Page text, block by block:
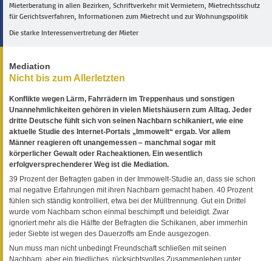
Mieterberatung in allen Bezirken, Schriftverkehr mit Vermietern, Mietrechtsschutz
für Gerichtsverfahren, Informationen zum Mietrecht und zur Wohnungspolitik
Die starke Interessenvertretung der Mieter
Mediation
Nicht bis zum Allerletzten
Konflikte wegen Lärm, Fahrrädern im Treppenhaus und sonstigen
Unannehmlichkeiten gehören in vielen Mietshäusern zum Alltag. Jeder
dritte Deutsche fühlt sich von seinen Nachbarn schikaniert, wie eine
aktuelle Studie des Internet-Portals „Immowelt“ ergab. Vor allem
Männer reagieren oft unangemessen – manchmal sogar mit
körperlicher Gewalt oder Racheaktionen. Ein wesentlich
erfolgversprechenderer Weg ist die Mediation.
39 Prozent der Befragten gaben in der Immowelt-Studie an, dass sie schon
mal negative Erfahrungen mit ihren Nachbarn gemacht haben. 40 Prozent
fühlen sich ständig kontrolliert, etwa bei der Mülltrennung. Gut ein Drittel
wurde vom Nachbarn schon einmal beschimpft und beleidigt. Zwar
ignoriert mehr als die Hälfte der Befragten die Schikanen, aber immerhin
jeder Siebte ist wegen des Dauerzoffs am Ende ausgezogen.
Nun muss man nicht unbedingt Freundschaft schließen mit seinen
Nachbarn, aber ein friedliches, rücksichtsvolles Zusammenleben unter